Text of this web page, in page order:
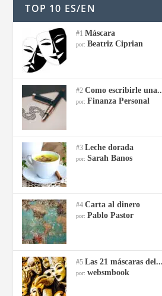
TOP 10 ES/EN
#1Máscara
por:Beatriz Ciprian
#2Como escribirle
por:Finanza Personal
#3Leche dorada
por:Sarah Banos
#4Carta al dinero
por:Pablo Pastor
#5Las 21 máscaras del...
por:websmbook